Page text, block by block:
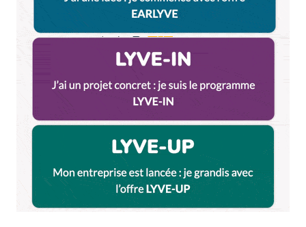
De faire découvrir ce lieu à mes neveu.?
Si je gagne le package de visites, je promets de
guetter la moindre chauve souris pour l’avoir en
photos ?
1 juin 2021 à 12 h 11 min
Répondre